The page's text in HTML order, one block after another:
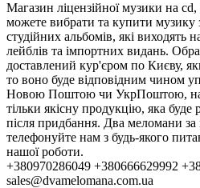
Магазин ліцензійної музики на cd,
можете вибрати та купити музику з
студійних альбомів, які виходять
лейблів та імпортних видань.
доставлений кур'єром по Києву,
то воно буде відповідним чином
Новою Поштою чи УкрПоштою,
тільки якісну продукцію, яка
після придбання. Два меломани за
телефонуйте нам з будь-якого
нашої роботи.
+380970286049 +380666629992
sales@dvamelomana.com.ua